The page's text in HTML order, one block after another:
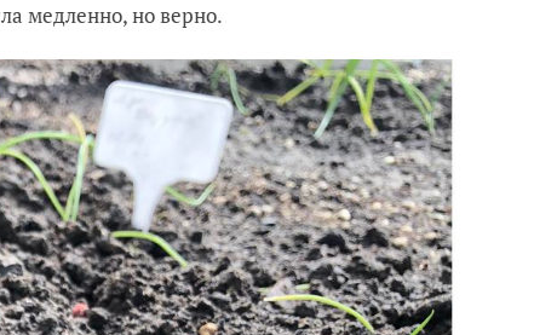
медленно, но верно.